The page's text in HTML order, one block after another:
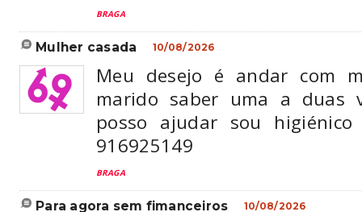
BRAGA
mulher casada 10/08/2026
Meu desejo é andar com
marido saber uma a duas
posso ajudar sou
916925149
BRAGA
para agora sem fimanceiros 10/08/2026